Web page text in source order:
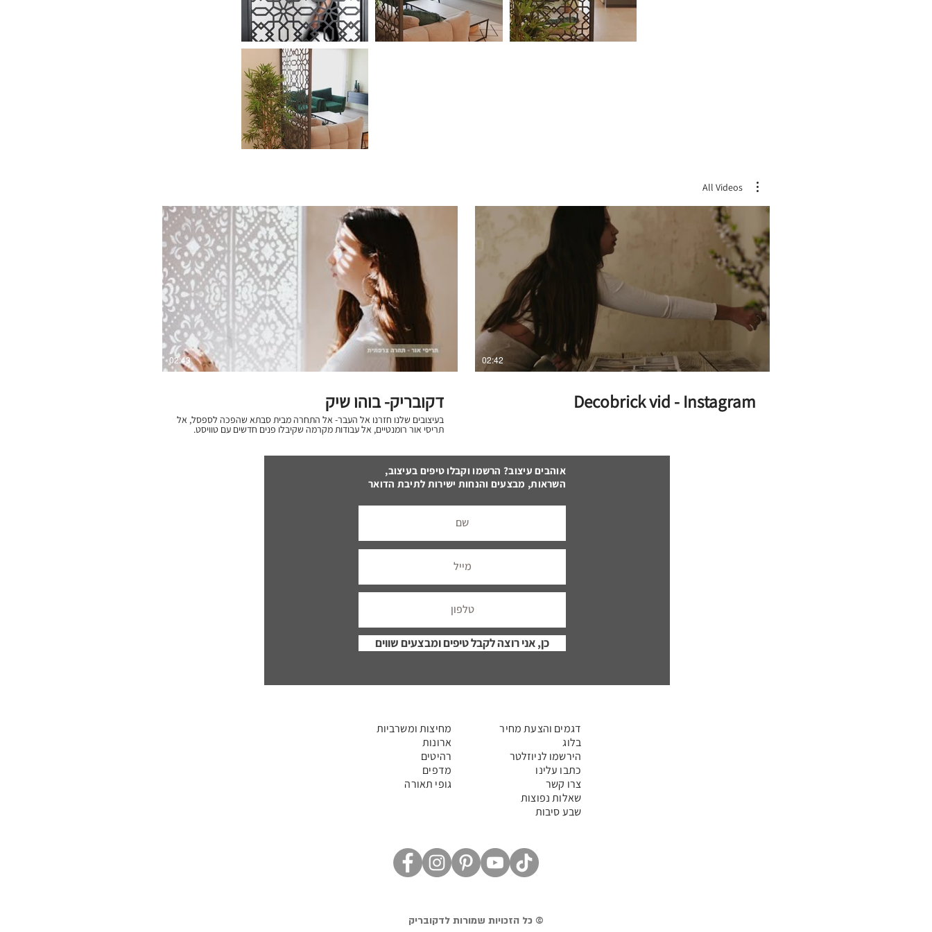
All Videos
צפייה בסרטון
02:42
Decobrick vid - Instagram
צפייה בסרטון
02:43
דקובריק- בוהו שיק
בעיצובים שלנו חזרנו אל העבר- אל התחרה מבית סבתא שהפכה לספסל, אל
תריסי אור רומנטיים, אל עבודות מקרמה שקיבלו פנים חדשים עם טוויסט.
לקחנו צורות מסורתיות, מוכרות וידועות וניערנו אותן... השתמשנו בחומרים לא
וגם בעבודת יד. יש לנו המון כבוד להיסטוריה ומסורת. לדעתנו, עיצוב טוב שואב
השראה מהעבר, משתמש בטכנולוגיות עכשוויות ומתרגם את הצורניות
לקדמה. אנחנו רומנטיים. מאמינים באהבת אמת נצחית. רואים את זה
בעיצובים שלנו, לא? את הסירטון המקסים הזה צילם המוכשר עומרי
אוהבים עיצוב? הרשמו וקבלו טיפים בעיצוב,
השראות, מבצעים והנחות ישירות לתיבת הדואר
כן, אני רוצה לקבל טיפים ומבצעים שווים
מחיצות ומשרביות
ארונות
רהיטים
מדפים
גופי תאורה
דגמים והצעת מחיר
בלוג
הירשמו לניוזלטר
כתבו עלינו
צרו קשר
שאלות נפוצות
שבע סיבות
© כל הזכויות שמורות לדקובריק